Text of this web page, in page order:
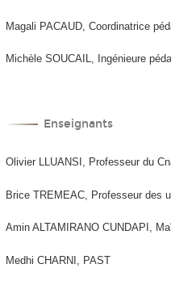
Magali PACAUD, Coordinatrice
Michèle SOUCAIL, Ingénieure
Enseignants
Olivier LLUANSI, Professeur du
Brice TREMEAC, Professeur des
Amin ALTAMIRANO CUNDAPI,
Medhi CHARNI, PAST